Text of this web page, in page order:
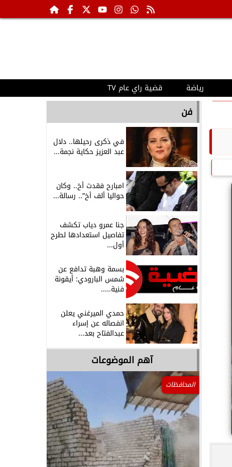
رياضة قضية راي عام TV
فن
في ذكرى رحيلها.. دلال
عبد العزيز حكاية نجمة...
امبارح فقدت أخ.. وكان
حواليا ألف أخ”.. رسالة...
جنا عمرو دياب تكشف
تفاصيل استعدادها لطرح
أول...
بسمة وهبة تدافع عن
شمس البارودي: أيقونة
فنية.....
حمدي الميرغني يعلن
انفصاله عن إسراء
عبدالفتاح بعد...
آهم الموضوعات
المحافظات